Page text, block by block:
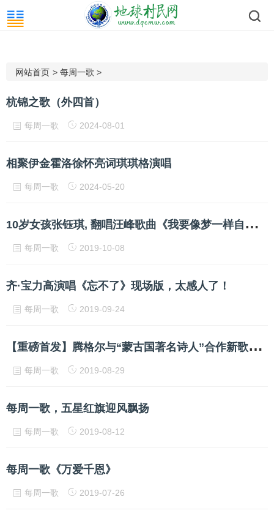
网站首页 > 每周一歌 >
杭锦之歌（外四首）
每周一歌 2024-08-01
相聚伊金霍洛徐怀亮词琪琪格演唱
每周一歌 2024-05-20
1
0岁女孩张钰琪, 翻唱汪峰歌曲《我要像梦一样自由》这嗓音太厉害了!
每周一歌 2019-10-08
齐·宝力高演唱《忘不了》现场版，太感人了！
每周一歌 2019-09-24
【
重磅首发】腾格尔与“蒙古国著名诗人”合作新歌《我的鄂尔多斯》 “草原神曲”抢鲜听
每周一歌 2019-08-29
每周一歌，五星红旗迎风飘扬
每周一歌 2019-08-12
每周一歌《万爱千恩》
每周一歌 2019-07-26